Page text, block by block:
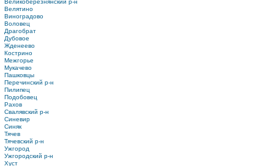
Великоберезнянский р-н
Велятино
Виноградово
Воловец
Драгобрат
Дубовое
Жденеево
Кострино
Межгорье
Мукачево
Пашковцы
Перечинский р-н
Пилипец
Подобовец
Рахов
Свалявский р-н
Синевир
Синяк
Тячев
Тячевский р-н
Ужгород
Ужгородский р-н
Хуст